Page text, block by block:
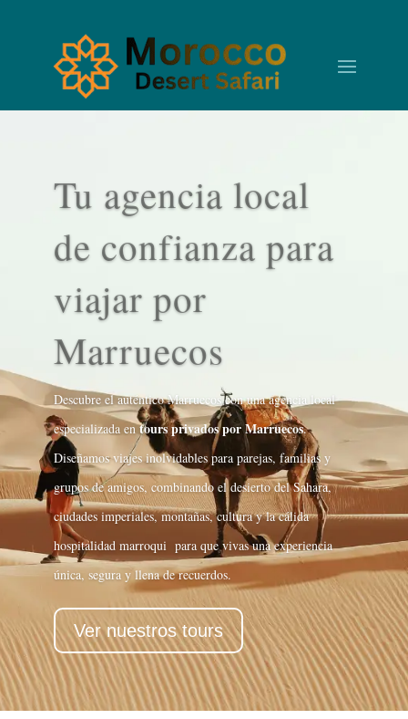
Tu agencia local
de confianza para
viajar por
Marruecos
Descubre el auténtico Marruecos con una agencia local
especializada entours privados por Marruecos.
Diseñamos viajes inolvidables para parejas, familias y
grupos de amigos, combinando el desierto del Sahara,
ciudades imperiales, montañas, cultura y la cálida
hospitalidad marroqui para que vivas una experiencia
única, segura y llena de recuerdos.
Ver nuestros tours